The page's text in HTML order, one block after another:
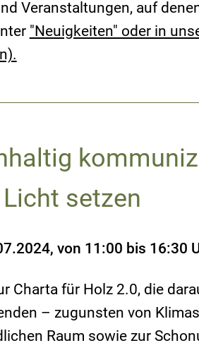
Veranstaltungen, auf
"Neuigkeiten" oder in
setzen
von 11:00 bis 16:30
Charta für Holz 2.0, die
– zugunsten von
Raum sowie zur